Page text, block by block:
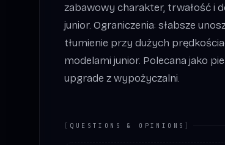
zabawowy charakter, trwałość i
junior. Ograniczenia: słabsze
tłumienie przy dużych
modelami junior. Polecana jako
upgrade z wypożyczalni.
[ QUESTIONS & OPINIONS ]